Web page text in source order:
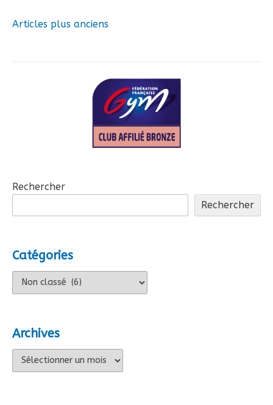
Navigation
Articles plus anciens
Rechercher
Rechercher
Catégories
Catégories
Archives
Archives